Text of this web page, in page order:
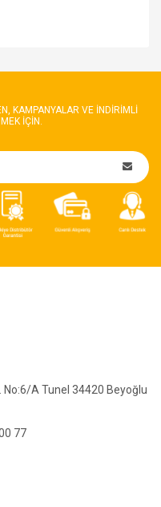
KAMPANYALAR VE INDIRIMLI
IÇIN.
No:6/A Tunel 34420 Beyoğlu
77